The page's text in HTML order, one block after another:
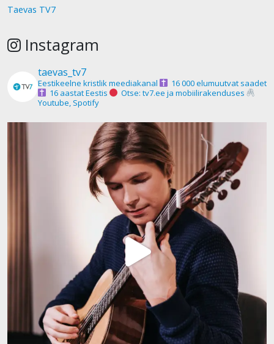
Taevas TV7
Instagram
taevas_tv7
Eestikeelne kristlik meediakanal
16 000 elumuutvat saadet
16 aastat Eestis
Otse: tv7.ee ja mobiilirakenduses
Youtube, Spotify